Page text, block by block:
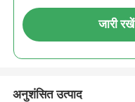
जारी रखें
अनुशंसित उत्पाद